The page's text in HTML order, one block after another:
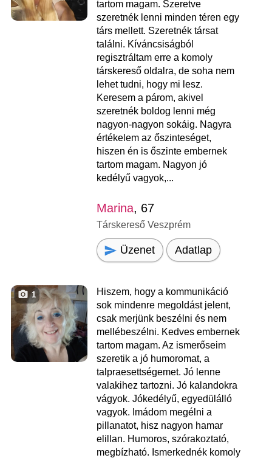
tartom magam. Szeretve
szeretnék lenni minden téren egy
társ mellett. Szeretnék társat
találni. Kíváncsiságból
regisztráltam erre a komoly
társkereső oldalra, de soha nem
lehet tudni, hogy mi lesz.
Keresem a párom, akivel
szeretnék boldog lenni még
nagyon-nagyon sokáig. Nagyra
értékelem az őszinteséget,
hiszen én is őszinte embernek
tartom magam. Nagyon jó
kedélyű vagyok,...
Marina, 67
Társkereső Veszprém
Üzenet Adatlap
1
Hiszem, hogy a kommunikáció
sok mindenre megoldást jelent,
csak merjünk beszélni és nem
mellébeszélni. Kedves embernek
tartom magam. Az ismerőseim
szeretik a jó humoromat, a
talpraesettségemet. Jó lenne
valakihez tartozni. Jó kalandokra
vágyok. Jókedélyű, egyedülálló
vagyok. Imádom megélni a
pillanatot, hisz nagyon hamar
elillan. Humoros, szórakoztató,
megbízható. Ismerkednék komoly